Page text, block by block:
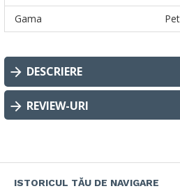
Gama
DESCRIERE
REVIEW-URI
ISTORICUL TĂU DE NAVIGARE